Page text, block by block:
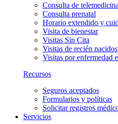
Consulta de telemedicina
Consulta prenatal
Horario extendido y
Visita de bienestar
Visitas Sin Cita
Visitas de recién nacidos
Visitas por enfermedad
Recursos
Seguros aceptados
Formularios y políticas
Solicitar registros
Servicios